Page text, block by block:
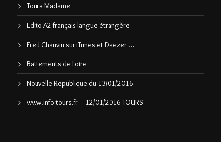
Tours Madame
Edito A2 français langue étrangère
Fred Chauvin sur iTunes et Deezer …
Battements de Loire
Nouvelle Republique du 13/01/2016
www.info-tours.fr – 12/01/2016 TOURS